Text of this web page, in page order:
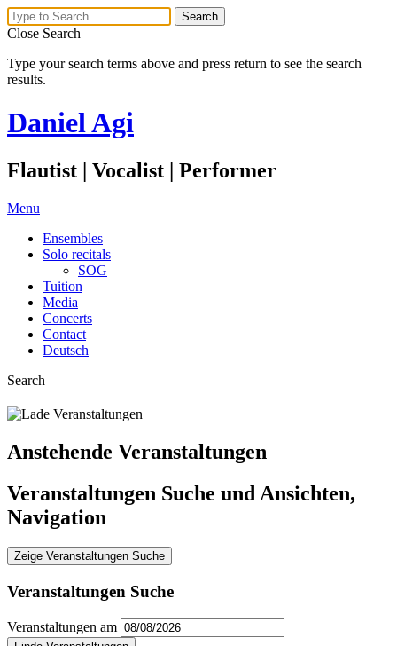
Close Search
Type your search terms above and press return to see the search
results.
Daniel Agi
Flautist | Vocalist | Performer
Menu
Ensembles
Solo recitals
SOG
Tuition
Media
Concerts
Contact
Deutsch
Search
Anstehende Veranstaltungen
Veranstaltungen Suche und Ansichten,
Navigation
Zeige Veranstaltungen Suche
Veranstaltungen Suche
Veranstaltungen am